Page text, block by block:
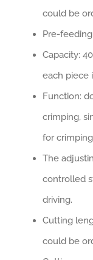
could be
Pre-
Capacity:
each piece
Function:
crimping,
for
The
controlled
driving.
Cutting
could be